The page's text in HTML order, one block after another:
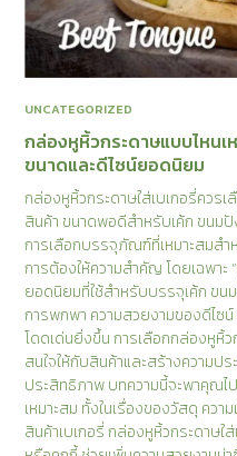
UNCATEGORIZED
กล่องหูหิ้วกระดาษแบบไหนเ
ขนาดและดีไซน์ยอดนิยม
กล่องหูหิ้วกระดาษใส่เบเกอรี่ควร
สินค้า ขนาดพอดีสำหรับเค้ก ขนม
การเลือกบรรจุภัณฑ์ที่เหมาะสมส
การต้องให้ความสำคัญ โดยเฉพาะ
ยอดนิยมที่ใช้สำหรับบรรจุเค้ก ขน
การพกพา ความสวยงามของดีไซน์
โดดเด่นยิ่งขึ้น การเลือกกล่องหูหิ้ว
สนใจให้กับสินค้าและสร้างความป
ประสิทธิภาพ บทความนี้จะพาคุณไ
เหมาะสม ทั้งในเรื่องของวัสดุ คว
สินค้าเบเกอรี่ กล่องหูหิ้วกระดาษใ